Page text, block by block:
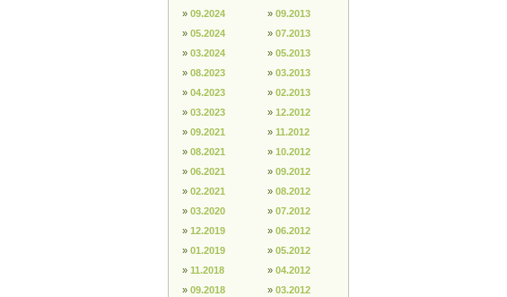
» 09.2024
» 05.2024
» 03.2024
» 08.2023
» 04.2023
» 03.2023
» 09.2021
» 08.2021
» 06.2021
» 02.2021
» 03.2020
» 12.2019
» 01.2019
» 11.2018
» 09.2018
» 09.2013
» 07.2013
» 05.2013
» 03.2013
» 02.2013
» 12.2012
» 11.2012
» 10.2012
» 09.2012
» 08.2012
» 07.2012
» 06.2012
» 05.2012
» 04.2012
» 03.2012